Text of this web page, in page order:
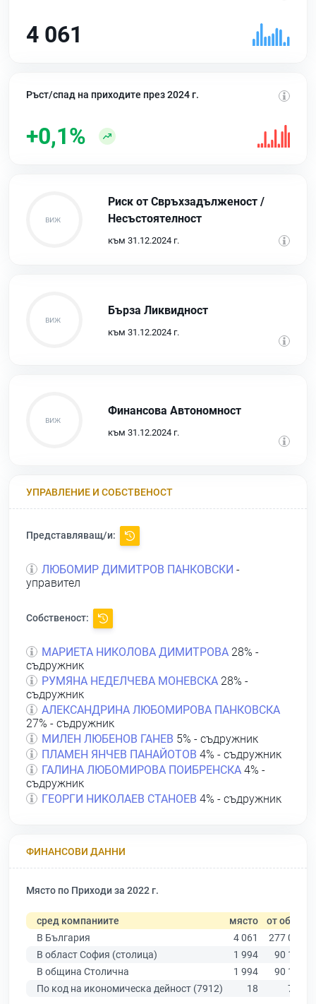
4 061
Ръст/спад на приходите през 2024 г.
+0,1%
Риск от Свръхзадълженост /
Несъстоятелност
към 31.12.2024 г.
Бърза Ликвидност
към 31.12.2024 г.
Финансова Автономност
към 31.12.2024 г.
УПРАВЛЕНИЕ И СОБСТВЕНОСТ
Представляващ/и:
ЛЮБОМИР ДИМИТРОВ ПАНКОВСКИ -
управител
Собственост:
МАРИЕТА НИКОЛОВА ДИМИТРОВА 28% -
съдружник
РУМЯНА НЕДЕЛЧЕВА МОНЕВСКА 28% -
съдружник
АЛЕКСАНДРИНА ЛЮБОМИРОВА ПАНКОВСКА
27% - съдружник
МИЛЕН ЛЮБЕНОВ ГАНЕВ 5% - съдружник
ПЛАМЕН ЯНЧЕВ ПАНАЙОТОВ 4% - съдружник
ГАЛИНА ЛЮБОМИРОВА ПОИБРЕНСКА 4% -
съдружник
ГЕОРГИ НИКОЛАЕВ СТАНОЕВ 4% - съдружник
ФИНАНСОВИ ДАННИ
Място по Приходи за 2022 г.
сред компаниите място от общо
В България
4 061
277 019
В област София (столица)
1 994
90 178
В община Столична
1 994
90 178
По код на икономическа дейност (7912)
18 770